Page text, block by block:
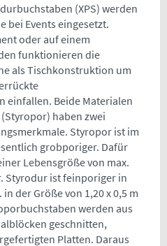
(XPS) werden
bei Events eingesetzt.
oder auf einem
funktionieren die
als Tischkonstruktion um
einfallen. Beide Materialen
(Styropor) haben zwei
Styropor ist im
grobporiger. Dafür
Lebensgröße von max.
Styrodur ist feinporiger in
der Größe von 1,20 x 0,5 m
werden aus
geschnitten,
Platten. Daraus